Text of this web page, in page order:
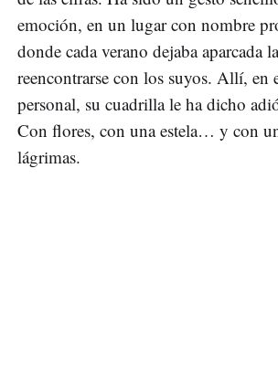
emoción, en un lugar con nombre
donde cada verano dejaba aparcada
reencontrarse con los suyos. Allí, en
personal, su cuadrilla le ha dicho
Con flores, con una estela… y con
lágrimas.